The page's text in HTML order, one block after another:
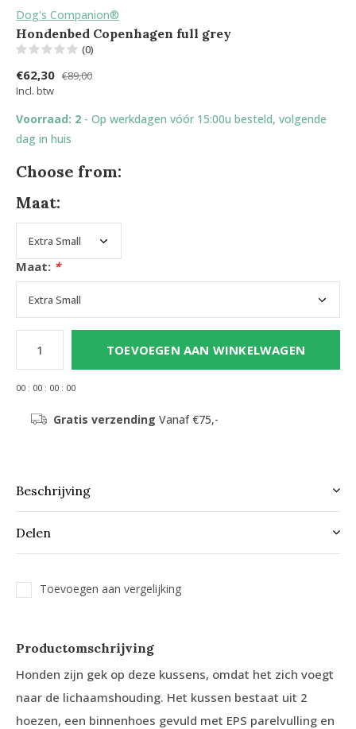
Dog's Companion®
Hondenbed Copenhagen full grey
(0)
€62,30 €89,00
Incl. btw
Voorraad: 2 - Op werkdagen vóór 15:00u besteld, volgende
dag in huis
Choose from:
Maat:
Maat: *
TOEVOEGEN AAN WINKELWAGEN
00 : 00 : 00 : 00
Gratis verzending Vanaf €75,-
Beschrijving
Delen
Toevoegen aan vergelijking
Productomschrijving
Honden zijn gek op deze kussens, omdat het zich voegt
naar de lichaamshouding. Het kussen bestaat uit 2
hoezen, een binnenhoes gevuld met EPS parelvulling en